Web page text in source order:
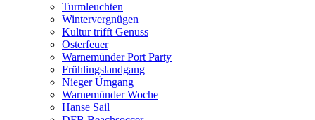
Turmleuchten
Wintervergnügen
Kultur trifft Genuss
Osterfeuer
Warnemünder Port Party
Frühlingslandgang
Nieger Ümgang
Warnemünder Woche
Hanse Sail